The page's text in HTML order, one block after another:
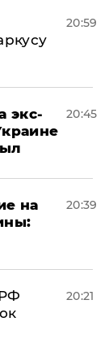
20:59
экс-
20:45
на
20:39
20:21